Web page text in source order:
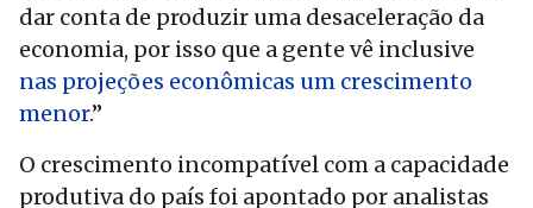
dar conta de produzir uma desaceleração da
economia, por isso que a gente vê inclusive
nas projeções econômicas um crescimento
menor.”
O crescimento incompatível com a capacidade
produtiva do país foi apontado por analistas